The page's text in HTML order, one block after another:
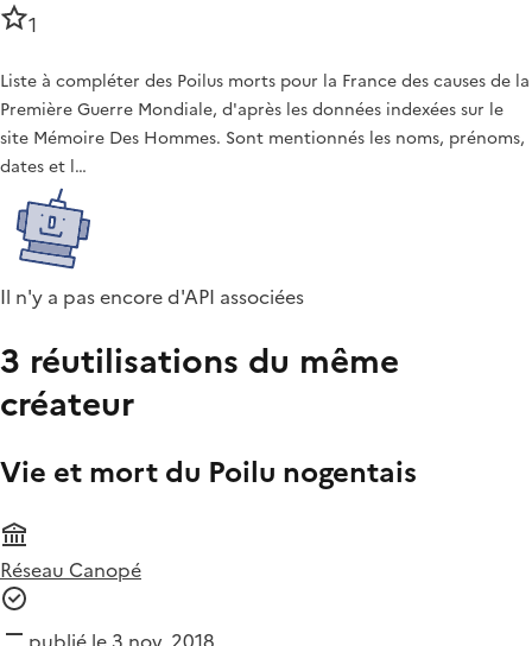
1
Liste à compléter des Poilus morts pour la France des causes de la
Première Guerre Mondiale, d'après les données indexées sur le
site Mémoire Des Hommes. Sont mentionnés les noms, prénoms,
dates et l…
Il n'y a pas encore d'API associées
3 réutilisations du même
créateur
Vie et mort du Poilu nogentais
Réseau Canopé